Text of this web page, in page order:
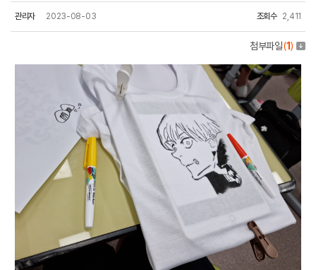
관리자 2023-08-03 조회수 2,411
첨부파일(1)